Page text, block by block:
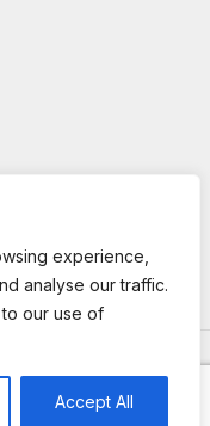
experience,
analyse our traffic.
our use of
Accept All